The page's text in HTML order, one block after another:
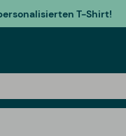
T-Shirt!